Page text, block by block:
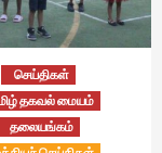
செய்திகள்
தகவல் மையம்
தலையங்கம்